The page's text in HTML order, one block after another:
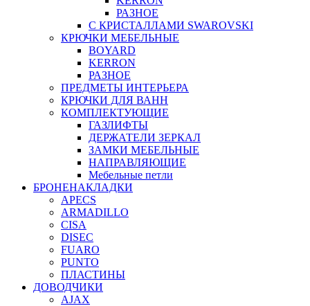
РАЗНОЕ
С КРИСТАЛЛАМИ SWAROVSKI
КРЮЧКИ МЕБЕЛЬНЫЕ
BOYARD
KERRON
РАЗНОЕ
ПРЕДМЕТЫ ИНТЕРЬЕРА
КРЮЧКИ ДЛЯ ВАНН
КОМПЛЕКТУЮЩИЕ
ГАЗЛИФТЫ
ДЕРЖАТЕЛИ ЗЕРКАЛ
ЗАМКИ МЕБЕЛЬНЫЕ
НАПРАВЛЯЮЩИЕ
Мебельные петли
БРОНЕНАКЛАДКИ
APECS
ARMADILLO
CISA
DISEC
FUARO
PUNTO
ПЛАСТИНЫ
ДОВОДЧИКИ
AJAX